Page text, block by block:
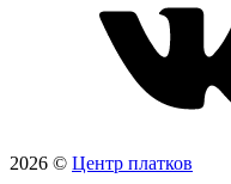
2026 © Центр платков